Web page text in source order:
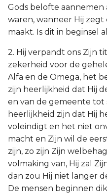
Gods belofte aannemen
waren, wanneer Hij
maakt. Is dit in beginsel
2. Hij verpandt ons Zijn
zekerheid voor de
Alfa en de Omega, het
zijn heerlijkheid dat Hij
en van de gemeente tot
heerlijkheid zijn dat Hij
voleindigt en het niet
macht en Zijn wil de
zijn, zo zijn Zijn
volmaking van, Hij zal
dan zou Hij niet langer
De mensen beginnen